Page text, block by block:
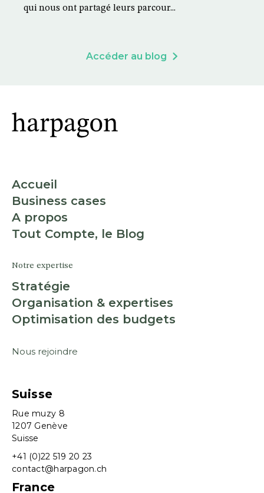
qui nous ont partagé leurs parcour...
Accéder au blog
Accueil
Business cases
A propos
Tout Compte, le Blog
Notre expertise
Stratégie
Organisation & expertises
Optimisation des budgets
Nous rejoindre
Suisse
Rue muzy 8
1207 Genève
Suisse
+41 (0)22 519 20 23
contact@harpagon.ch
France